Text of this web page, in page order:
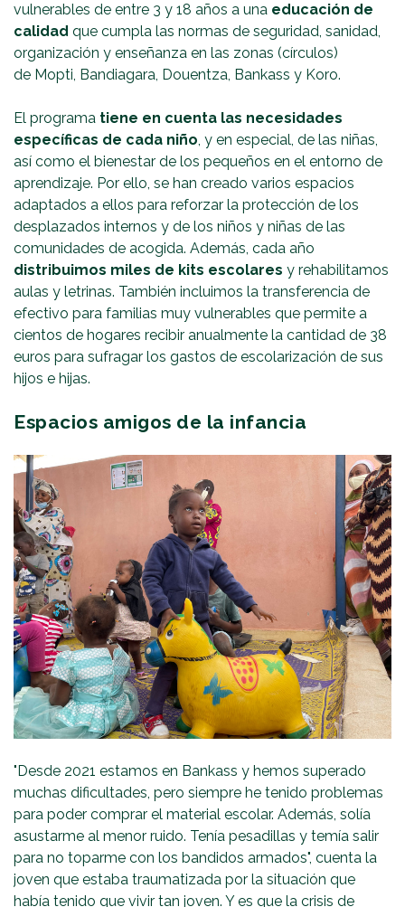
vulnerables de entre 3 y 18 años a una educación de
calidad que cumpla las normas de seguridad, sanidad,
organización y enseñanza en las zonas (círculos)
de Mopti, Bandiagara, Douentza, Bankass y Koro.
El programa tiene en cuenta las necesidades
específicas de cada niño, y en especial, de las niñas,
así como el bienestar de los pequeños en el entorno de
aprendizaje. Por ello, se han creado varios espacios
adaptados a ellos para reforzar la protección de los
desplazados internos y de los niños y niñas de las
comunidades de acogida. Además, cada año
distribuimos miles de kits escolares y rehabilitamos
aulas y letrinas. También incluimos la transferencia de
efectivo para familias muy vulnerables que permite a
cientos de hogares recibir anualmente la cantidad de 38
euros para sufragar los gastos de escolarización de sus
hijos e hijas.
Espacios amigos de la infancia
"Desde 2021 estamos en Bankass y hemos superado
muchas dificultades, pero siempre he tenido problemas
para poder comprar el material escolar. Además, solía
asustarme al menor ruido. Tenía pesadillas y temía salir
para no toparme con los bandidos armados", cuenta la
joven que estaba traumatizada por la situación que
había tenido que vivir tan joven. Y es que la crisis de